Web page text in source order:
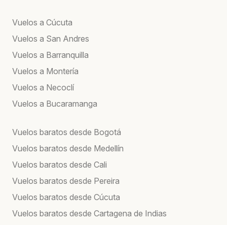
Vuelos a Cúcuta
Vuelos a San Andres
Vuelos a Barranquilla
Vuelos a Montería
Vuelos a Necoclí
Vuelos a Bucaramanga
Vuelos baratos desde Bogotá
Vuelos baratos desde Medellín
Vuelos baratos desde Cali
Vuelos baratos desde Pereira
Vuelos baratos desde Cúcuta
Vuelos baratos desde Cartagena de Indias